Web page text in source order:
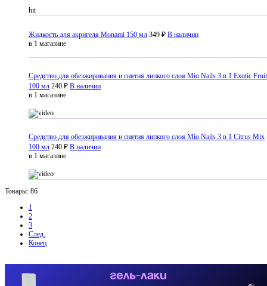
hit
Жидкость для акригеля Monami 150 мл 349 ₽ В наличии
в 1 магазине
Средство для обезжиривания и снятия липкого слоя Mio Nails 3 в 1 Exotic Fruit
100 мл 240 ₽ В наличии
в 1 магазине
Средство для обезжиривания и снятия липкого слоя Mio Nails 3 в 1 Citrus Mix
100 мл 240 ₽ В наличии
в 1 магазине
Товары: 86
1
2
3
След.
Конец